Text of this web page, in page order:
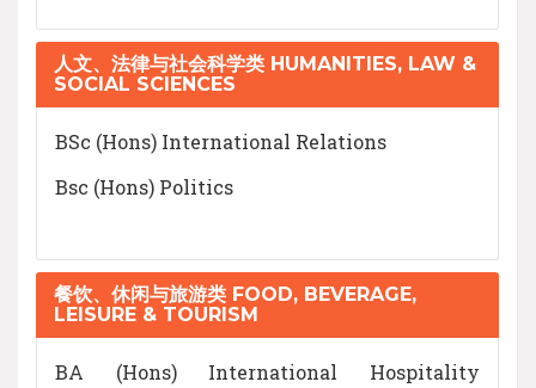
人文、法律与社会科学类 HUMANITIES, LAW &
SOCIAL SCIENCES
BSc (Hons) International Relations
Bsc (Hons) Politics
餐饮、休闲与旅游类 FOOD, BEVERAGE,
LEISURE & TOURISM
BA (Hons) International Hospitality